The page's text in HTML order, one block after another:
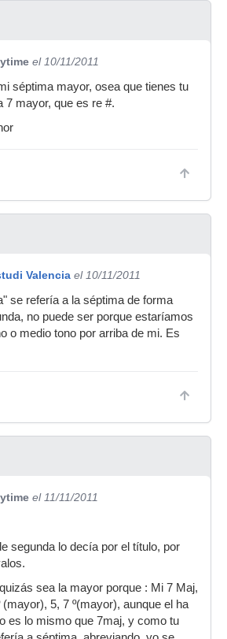
el 10/11/2011
séptima mayor, osea que tienes tu
7 mayor, que es re #.
Valencia el 10/11/2011
se refería a la séptima de forma
no puede ser porque estaríamos
o medio tono por arriba de mi. Es
el 11/11/2011
segunda lo decía por el título, por
sea la mayor porque : Mi 7 Maj,
5, 7 º(mayor), aunque el ha
es lo mismo que 7maj, y como tu